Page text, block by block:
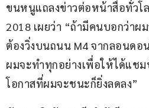
ขนหนูแถลงข่าวต่อหน้าสื่อทั่วโ
2018 เผยว่า “ถ้ามีคนบอกว่าผ
ต้องวิ่งบนถนน M4 จากลอนด
ผมจะทำทุกอย่างเพื่อให้ได้แช
โอกาสที่ผมจะชนะก็ยิ่งลดลง”